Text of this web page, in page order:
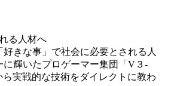
る人材へ
好きな事」で社会に必要とされる人
に輝いたプロゲーマー集団「V３-
ら実戦的な技術をダイレクトに教わ